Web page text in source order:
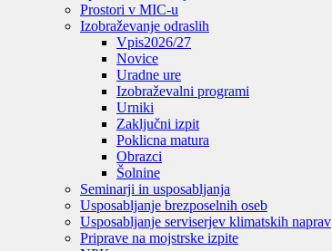
Prostori v MIC-u
Izobraževanje odraslih
Vpis2026/27
Novice
Uradne ure
Izobraževalni programi
Urniki
Zaključni izpit
Poklicna matura
Obrazci
Šolnine
Seminarji in usposabljanja
Usposabljanje brezposelnih oseb
Usposabljanje serviserjev klimatskih naprav
Priprave na mojstrske izpite